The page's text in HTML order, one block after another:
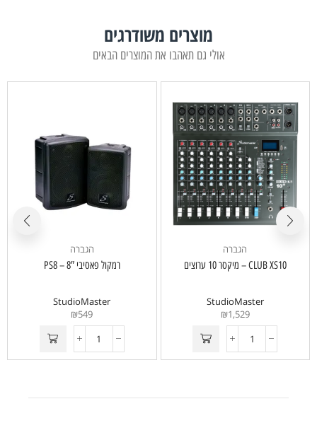
מוצרים משודרגים
אולי גם תאהבו את המוצרים הבאים
הגברה
CLUB XS10 – מיקסר 10 ערוצים
StudioMaster
₪1,529
הגברה
רמקול פאסיבי 8″ – PS8
StudioMaster
₪549